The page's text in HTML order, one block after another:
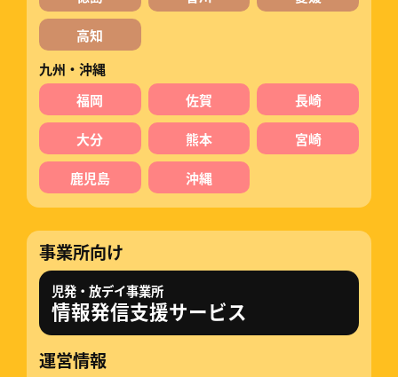
高知
九州・沖縄
福岡
佐賀 長崎
大分 熊本 宮崎
鹿児島 沖縄
事業所向け
児発・放デイ事業所
情報発信支援サービス
運営情報